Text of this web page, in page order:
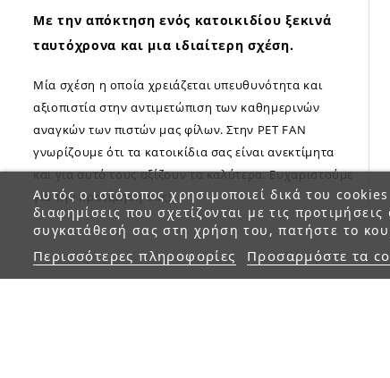
Με την απόκτηση ενός κατοικιδίου ξεκινά
ταυτόχρονα και μια ιδιαίτερη σχέση.
Μία σχέση η οποία χρειάζεται υπευθυνότητα και
αξιοπιστία στην αντιμετώπιση των καθημερινών
αναγκών των πιστών μας φίλων. Στην PET FAN
γνωρίζουμε ότι τα κατοικίδια σας είναι ανεκτίμητα
και για αυτό τους αξίζουν τα καλύτερα. Ευχαριστούμε
για την προτίμηση σας!
Αυτός ο ιστότοπος χρησιμοποιεί δικά του
διαφημίσεις που σχετίζονται με τις
συγκατάθεσή σας στη χρήση του, πατήστε το
Περισσότερες πληροφορίες Προσαρμόστε τα